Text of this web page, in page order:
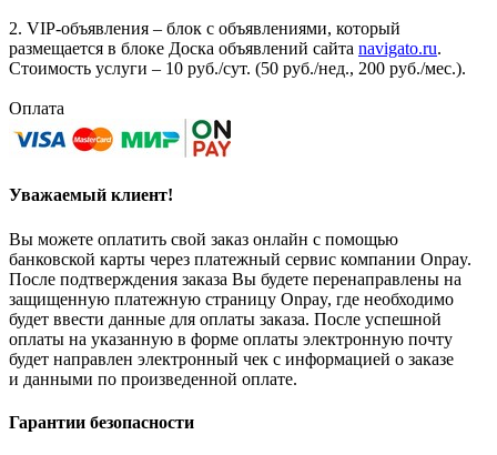
2. VIP-объявления – блок с объявлениями, который
размещается в блоке Доска объявлений сайта navigato.ru.
Стоимость услуги – 10 руб./сут. (50 руб./нед., 200 руб./мес.).
Оплата
Уважаемый клиент!
Вы можете оплатить свой заказ онлайн с помощью
банковской карты через платежный сервис компании Onpay.
После подтверждения заказа Вы будете перенаправлены на
защищенную платежную страницу Onpay, где необходимо
будет ввести данные для оплаты заказа. После успешной
оплаты на указанную в форме оплаты электронную почту
будет направлен электронный чек с информацией о заказе
и данными по произведенной оплате.
Гарантии безопасности